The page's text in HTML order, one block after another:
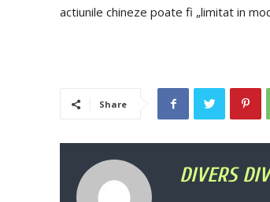
actiunile chineze poate fi „limitat in
Share
DIVERS